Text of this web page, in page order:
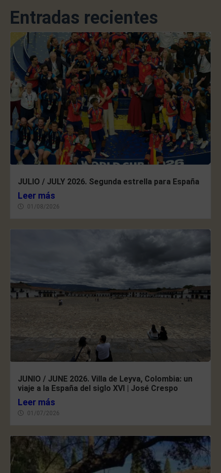
Entradas recientes
JULIO / JULY 2026. Segunda estrella para España
Leer más
01/08/2026
JUNIO / JUNE 2026. Villa de Leyva, Colombia: un
viaje a la España del siglo XVI | José Crespo
Leer más
01/07/2026